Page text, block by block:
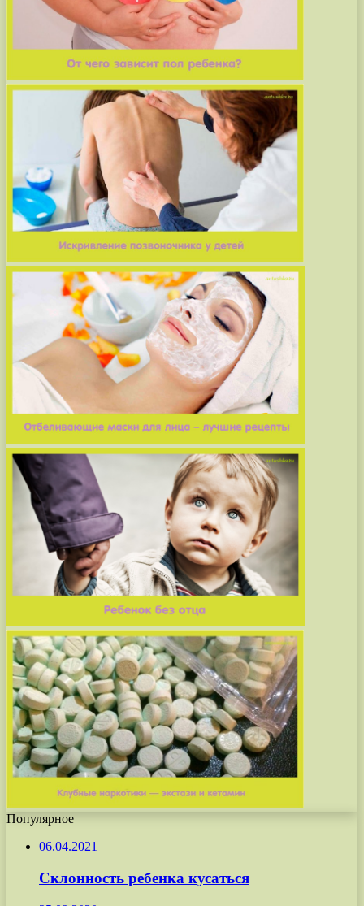
Популярное
06.04.2021
Склонность ребенка кусаться